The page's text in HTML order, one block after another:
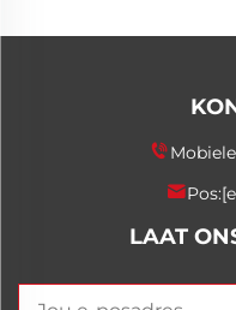
Pos:
LAAT